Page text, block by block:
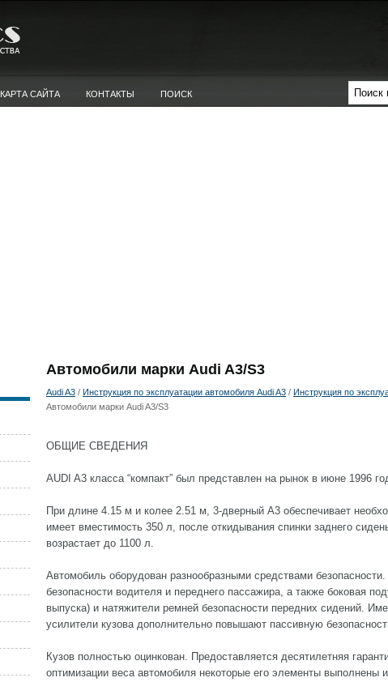
КАРТА САЙТА КОНТАКТЫ ПОИСК
Автомобили марки Audi A3/S3
Audi A3 / Инструкция по эксплуатации автомобиля Audi A3 / Инструкция по
Автомобили марки Audi A3/S3
ОБЩИЕ СВЕДЕНИЯ
AUDI A3 класса “компакт” был представлен на рынок в июне 1996
При длине 4.15 м и колее 2.51 м, 3-дверный А3 обеспечивает
имеет вместимость 350 л, после откидывания спинки заднего
возрастает до 1100 л.
Автомобиль оборудован разнообразными средствами
безопасности водителя и переднего пассажира, а также боковая
выпуска) и натяжители ремней безопасности передних сидений.
усилители кузова дополнительно повышают пассивную
Кузов полностью оцинкован. Предоставляется десятилетняя
оптимизации веса автомобиля некоторые его элементы выполнены